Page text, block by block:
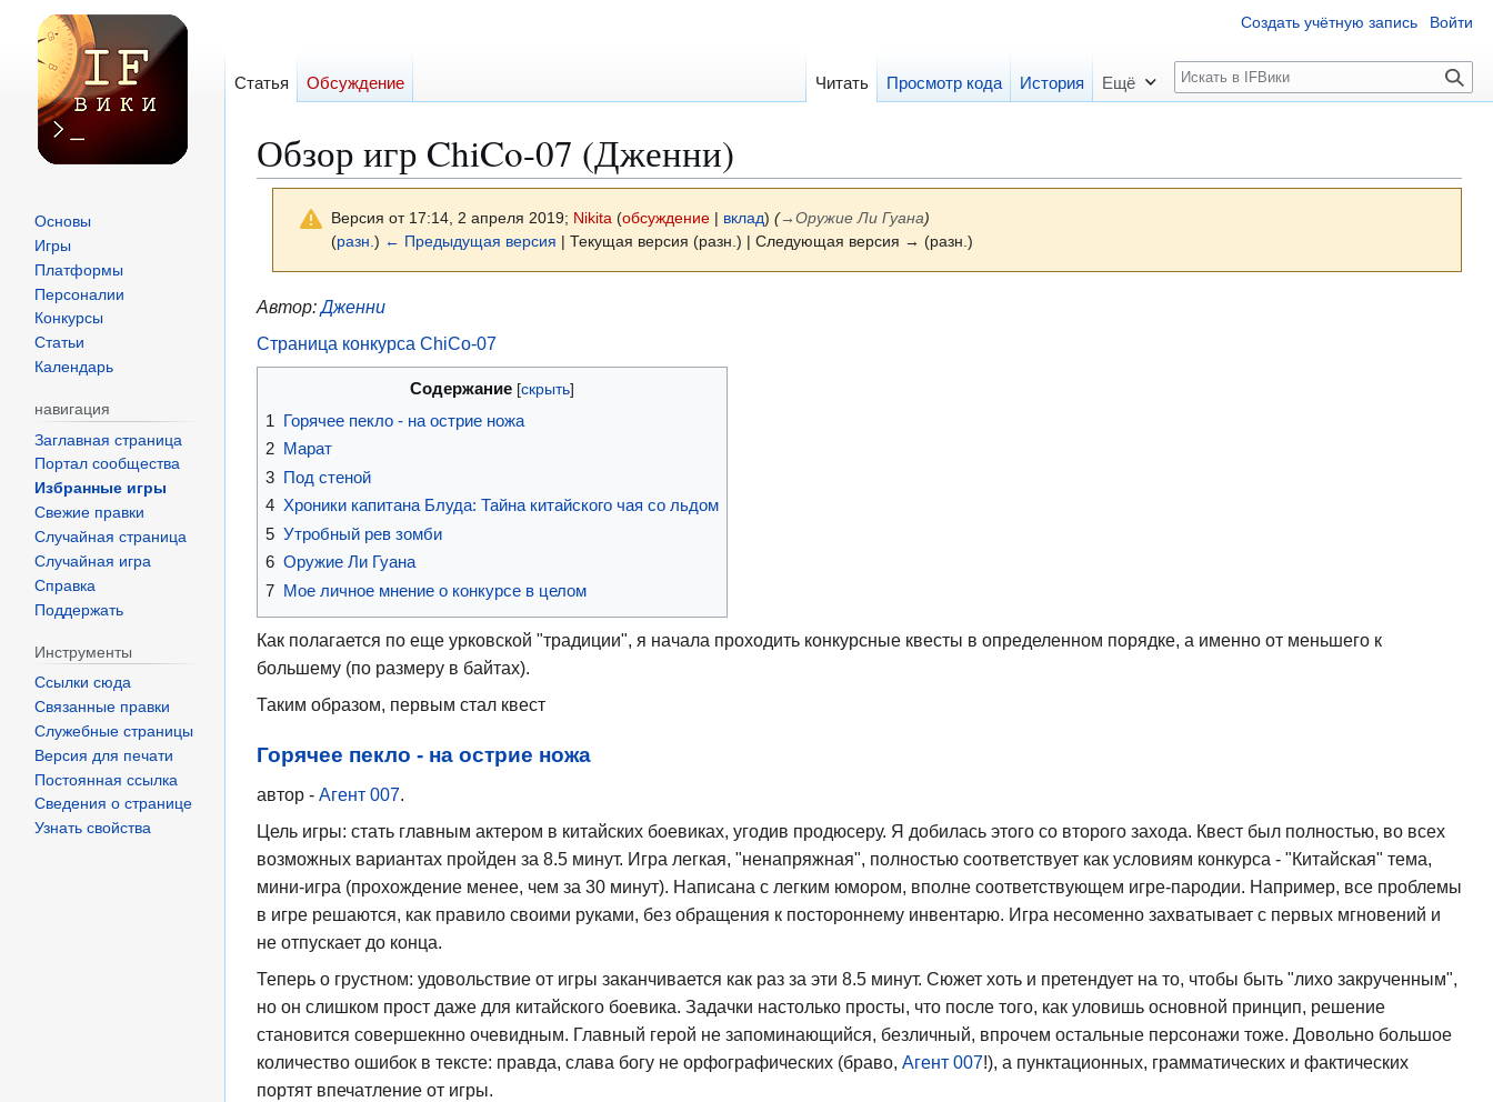
Обзор игр ChiCo-07 (Дженни)
Версия от 17:14, 2 апреля 2019; Nikita (обсуждение| вклад) (→ Оружие Ли Гуана)
(разн.) ← Предыдущая версия | Текущая версия (разн.) | Следующая версия → (разн.)
Перейти
к
Перейти
к
Автор:Дженни
Страница конкурса ChiCo-07
Содержание
1 Горячее пекло - на острие ножа
2 Марат
3 Под стеной
4 Хроники капитана Блуда: Тайна китайского чая со льдом
5 Утробный рев зомби
6 Оружие Ли Гуана
7 Мое личное мнение о конкурсе в целом
Как полагается по еще урковской "традиции", я начала проходить конкурсные квесты в определенном порядке, а именно от меньшего к
большему (по размеру в байтах).
Таким образом, первым стал квест
Горячее пекло - на острие ножа
автор - Агент 007.
Цель игры: стать главным актером в китайских боевиках, угодив продюсеру. Я добилась этого со второго захода. Квест был полностью, во всех
возможных вариантах пройден за 8.5 минут. Игра легкая, "ненапряжная", полностью соответствует как условиям конкурса - "Китайская" тема,
мини-игра (прохождение менее, чем за 30 минут). Написана с легким юмором, вполне соответствующем игре-пародии. Например, все проблемы
в игре решаются, как правило своими руками, без обращения к постороннему инвентарю. Игра несоменно захватывает с первых мгновений и
не отпускает до конца.
Теперь о грустном: удовольствие от игры заканчивается как раз за эти 8.5 минут. Сюжет хоть и претендует на то, чтобы быть "лихо закрученным",
но он слишком прост даже для китайского боевика. Задачки настолько просты, что после того, как уловишь основной принцип, решение
становится совершекнно очевидным. Главный герой не запоминающийся, безличный, впрочем остальные персонажи тоже. Довольно большое
количество ошибок в тексте: правда, слава богу не орфографических (браво, Агент 007!), а пунктационных, грамматических и фактических
портят впечатление от игры.
Создать учётную запись Войти
Статья Обсуждение Читать Просмотр кода История Ещё
П
о
к
Основы
Игры
Платформы
Персоналии
Конкурсы
Статьи
Календарь
навигация
Заглавная страница
Портал сообщества
Избранные игры
Свежие правки
Случайная страница
Случайная игра
Справка
Поддержать
Инструменты
Ссылки сюда
Связанные правки
Служебные страницы
Версия для печати
Постоянная ссылка
Сведения о странице
Узнать свойства